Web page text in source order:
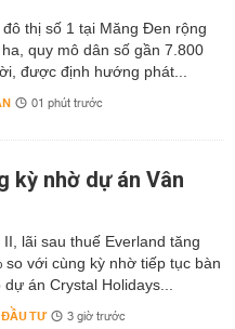
đô thị số 1 tại Măng Đen rộng
quy mô dân số gần 7.800
được định hướng phát...
01 phút trước
kỳ nhờ dự án Vân
II, lãi sau thuế Everland tăng
so với cùng kỳ nhờ tiếp tục bàn
dự án Crystal Holidays...
TƯ 3 giờ trước